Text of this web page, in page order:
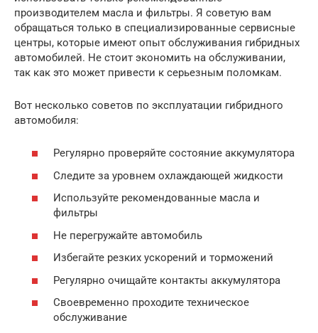
производителем масла и фильтры. Я советую вам
обращаться только в специализированные сервисные
центры, которые имеют опыт обслуживания гибридных
автомобилей. Не стоит экономить на обслуживании,
так как это может привести к серьезным поломкам.
Вот несколько советов по эксплуатации гибридного
автомобиля:
Регулярно проверяйте состояние аккумулятора
Следите за уровнем охлаждающей жидкости
Используйте рекомендованные масла и
фильтры
Не перегружайте автомобиль
Избегайте резких ускорений и торможений
Регулярно очищайте контакты аккумулятора
Своевременно проходите техническое
обслуживание